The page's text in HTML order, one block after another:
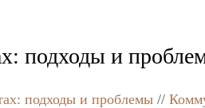
подходы и
подходы и проблемы //